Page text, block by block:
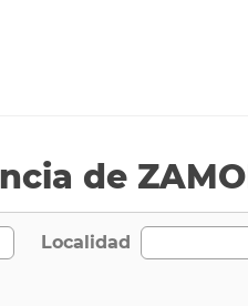
de
Localidad